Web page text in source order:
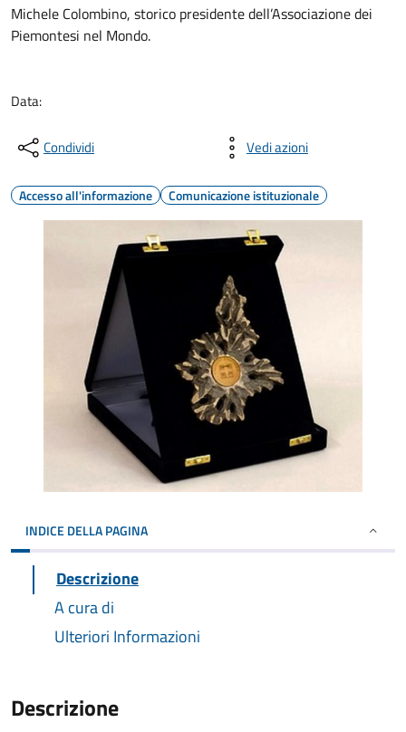
Michele Colombino, storico presidente dell’Associazione dei
Piemontesi nel Mondo.
Data:
Condividi Vedi azioni
Accesso all'informazione Comunicazione istituzionale
INDICE DELLA PAGINA
Descrizione
A cura di
Ulteriori Informazioni
Descrizione